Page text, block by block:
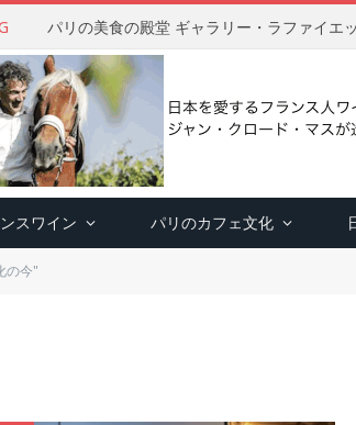
パリの美食の殿堂 ギャラリー・ラファイエ
スワイン パリのカフェ文化
の今"